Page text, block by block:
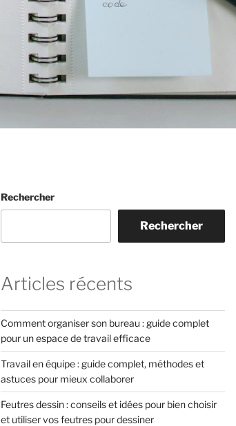
Rechercher
Rechercher
Articles récents
Comment organiser son bureau : guide complet
pour un espace de travail efficace
Travail en équipe : guide complet, méthodes et
astuces pour mieux collaborer
Feutres dessin : conseils et idées pour bien choisir
et utiliser vos feutres pour dessiner